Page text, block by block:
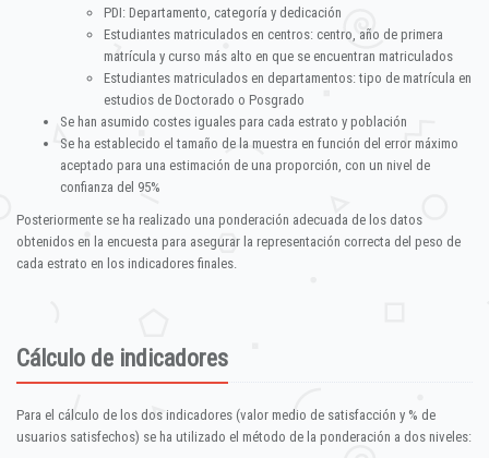
PDI: Departamento, categoría y dedicación
Estudiantes matriculados en centros: centro, año de primera
matrícula y curso más alto en que se encuentran matriculados
Estudiantes matriculados en departamentos: tipo de matrícula en
estudios de Doctorado o Posgrado
Se han asumido costes iguales para cada estrato y población
Se ha establecido el tamaño de la muestra en función del error máximo
aceptado para una estimación de una proporción, con un nivel de
confianza del 95%
Posteriormente se ha realizado una ponderación adecuada de los datos
obtenidos en la encuesta para asegurar la representación correcta del peso de
cada estrato en los indicadores finales.
Cálculo de indicadores
Para el cálculo de los dos indicadores (valor medio de satisfacción y % de
usuarios satisfechos) se ha utilizado el método de la ponderación a dos niveles: